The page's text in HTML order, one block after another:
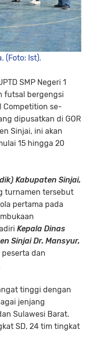
(Foto: Ist).
SMP Negeri 1
futsal bergengsi
Competition se-
dipusatkan di GOR
Sinjai, ini akan
15 hingga 20
Kabupaten Sinjai,
turnamen tersebut
pertama pada
Kepala Dinas
Sinjai Dr. Mansyur,
peserta dan
tinggi dengan
jenjang
Sulawesi Barat.
SD, 24 tim tingkat